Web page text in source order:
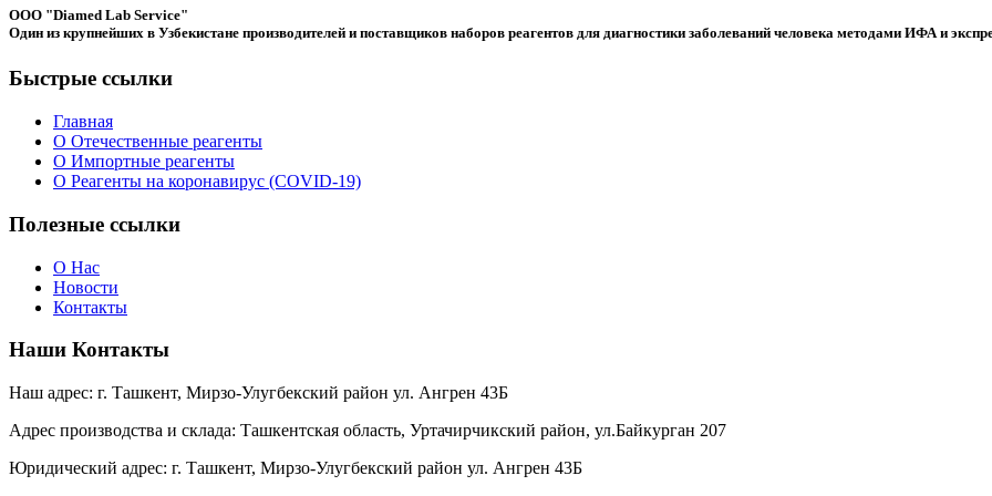
ООО "Diamed Lab Service"
Один из крупнейших в Узбекистане производителей и поставщиков наборов реагентов для диагностики заболеваний человека методами ИФА и
Быстрые ссылки
Главная
О Отечественные реагенты
О Импортные реагенты
О Реагенты на коронавирус (COVID-19)
Полезные ссылки
О Нас
Новости
Контакты
Наши Контакты
Наш адрес: г. Ташкент, Мирзо-Улугбекский район ул. Ангрен 43Б
Адрес производства и склада: Ташкентская область, Уртачирчикский район, ул.Байкурган 207
Юридический адрес: г. Ташкент, Мирзо-Улугбекский район ул. Ангрен 43Б